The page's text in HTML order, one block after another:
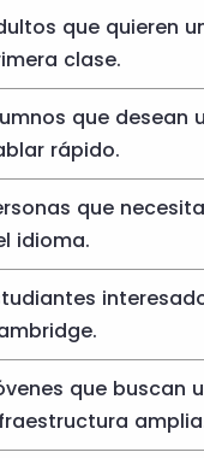
que quieren
clase.
que desean
rápido.
que
idioma.
que buscan